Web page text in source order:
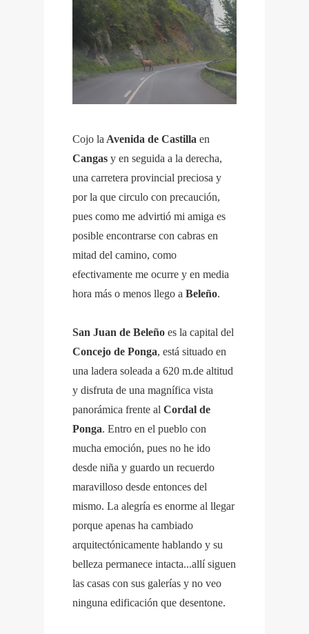
Cojo la Avenida de Castilla en
Cangas y en seguida a la derecha,
una carretera provincial preciosa y
por la que circulo con precaución,
pues como me advirtió mi amiga es
posible encontrarse con cabras en
mitad del camino, como
efectivamente me ocurre y en media
hora más o menos llego a Beleño.
San Juan de Beleño es la capital del
Concejo de Ponga, está situado en
una ladera soleada a 620 m.de altitud
y disfruta de una magnífica vista
panorámica frente al Cordal de
Ponga. Entro en el pueblo con
mucha emoción, pues no he ido
desde niña y guardo un recuerdo
maravilloso desde entonces del
mismo. La alegría es enorme al llegar
porque apenas ha cambiado
arquitectónicamente hablando y su
belleza permanece intacta...allí siguen
las casas con sus galerías y no veo
ninguna edificación que desentone.